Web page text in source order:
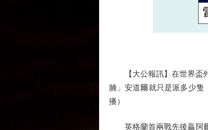
【大公報訊】在世界盃外
腩」安道爾就只是派多少隻
播）
英格蘭首兩戰先後贏阿爾